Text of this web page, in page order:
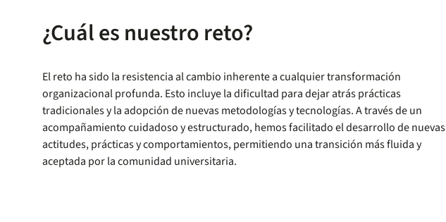
¿Cuál es nuestro reto?
El reto ha sido la resistencia al cambio inherente a cualquier transformación
organizacional profunda. Esto incluye la dificultad para dejar atrás prácticas
tradicionales y la adopción de nuevas metodologías y tecnologías. A través de un
acompañamiento cuidadoso y estructurado, hemos facilitado el desarrollo de nuevas
actitudes, prácticas y comportamientos, permitiendo una transición más fluida y
aceptada por la comunidad universitaria.